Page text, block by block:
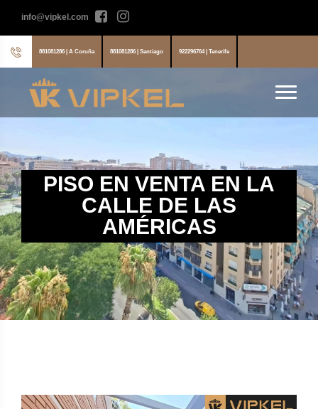
info@vipkel.com
881081286 | A Coruña 881081286 | Santiago 922296764 | Tenerife
PISO EN VENTA EN LA
CALLE DE LAS
AMÉRICAS